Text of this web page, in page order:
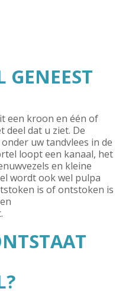
GENEEST
een kroon en één of
deel dat u ziet. De
uw tandvlees in de
loopt een kanaal, het
en kleine
wordt ook wel pulpa
is of ontstoken is